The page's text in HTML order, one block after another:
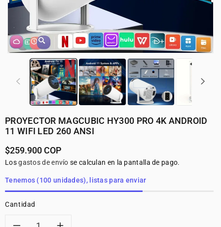
PROYECTOR MAGCUBIC HY300 PRO 4K ANDROID
11 WIFI LED 260 ANSI
Precio
habitual
$259.900 COP
Losgastos de envío se calculan en la pantalla de pago.
Tenemos (100 unidades), listas para enviar
Cantidad